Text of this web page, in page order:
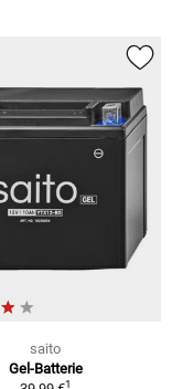
saito
Gel-Batterie
1